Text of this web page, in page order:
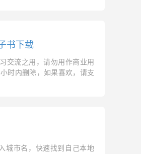
书下载
交流之用，请勿用作商业用
时内删除，如果喜欢，请支
城市名，快速找到自己本地